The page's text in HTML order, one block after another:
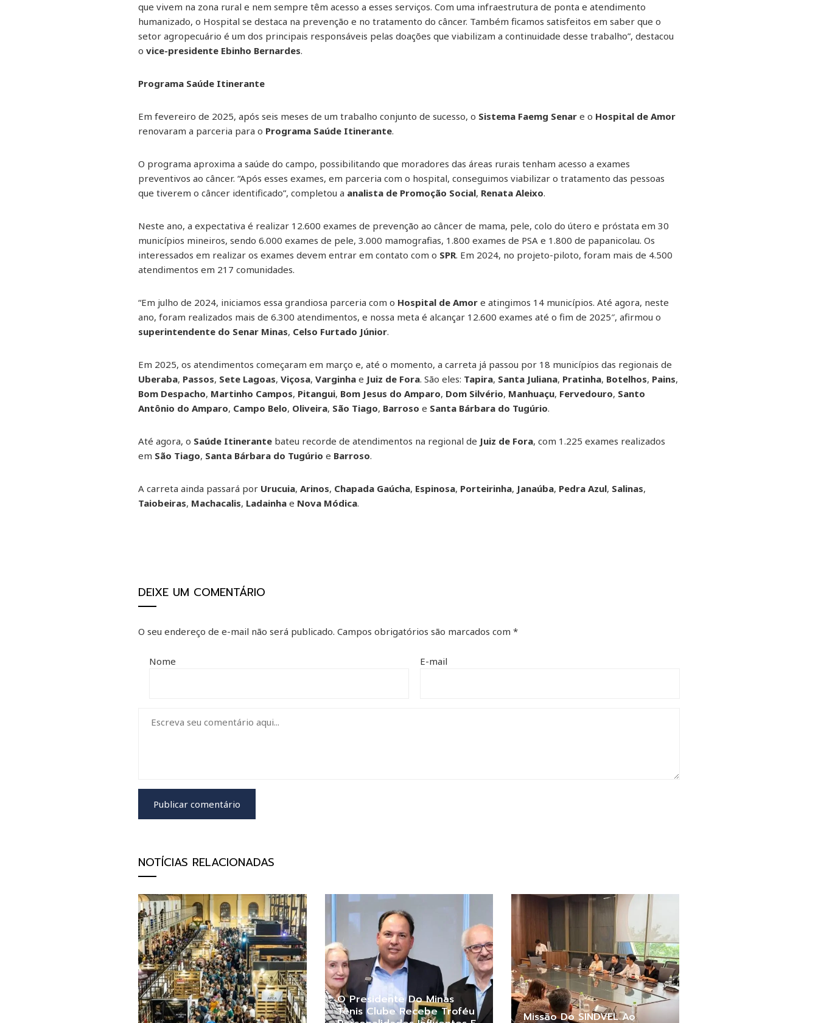
que vivem na zona rural e nem sempre têm acesso a esses serviços. Com uma infraestrutura de ponta e atendimento
humanizado, o Hospital se destaca na prevenção e no tratamento do câncer. Também ficamos satisfeitos em saber que o
setor agropecuário é um dos principais responsáveis pelas doações que viabilizam a continuidade desse trabalho”, destacou
ovice-presidente Ebinho Bernardes.
Programa Saúde Itinerante
Em fevereiro de 2025, após seis meses de um trabalho conjunto de sucesso, o Sistema Faemg Senar e o Hospital de Amor
renovaram a parceria para o Programa Saúde Itinerante.
O programa aproxima a saúde do campo, possibilitando que moradores das áreas rurais tenham acesso a exames
preventivos ao câncer. “Após esses exames, em parceria com o hospital, conseguimos viabilizar o tratamento das pessoas
que tiverem o câncer identificado”, completou a analista de Promoção Social, Renata Aleixo.
Neste ano, a expectativa é realizar 12.600 exames de prevenção ao câncer de mama, pele, colo do útero e próstata em 30
municípios mineiros, sendo 6.000 exames de pele, 3.000 mamografias, 1.800 exames de PSA e 1.800 de papanicolau. Os
interessados em realizar os exames devem entrar em contato com o SPR. Em 2024, no projeto-piloto, foram mais de 4.500
atendimentos em 217 comunidades.
“Em julho de 2024, iniciamos essa grandiosa parceria com o Hospital de Amor e atingimos 14 municípios. Até agora, neste
ano, foram realizados mais de 6.300 atendimentos, e nossa meta é alcançar 12.600 exames até o fim de 2025″, afirmou o
superintendente do Senar Minas, Celso Furtado Júnior.
Em 2025, os atendimentos começaram em março e, até o momento, a carreta já passou por 18 municípios das regionais de
Uberaba, Passos, Sete Lagoas,Viçosa,Varginha e Juiz de Fora. São eles: Tapira, Santa Juliana, Pratinha, Botelhos, Pains,
Bom Despacho, Martinho Campos, Pitangui, Bom Jesus do Amparo, Dom Silvério, Manhuaçu, Fervedouro, Santo
Antônio do Amparo, Campo Belo, Oliveira, São Tiago, Barroso e Santa Bárbara do Tugúrio.
Até agora, o Saúde Itinerante bateu recorde de atendimentos na regional de Juiz de Fora, com 1.225 exames realizados
em São Tiago, Santa Bárbara do Tugúrio e Barroso.
A carreta ainda passará por Urucuia,Arinos, Chapada Gaúcha, Espinosa, Porteirinha, Janaúba, Pedra Azul, Salinas,
Taiobeiras, Machacalis, Ladainha e Nova Módica.
DEIXE UM COMENTÁRIO
O seu endereço de e-mail não será publicado. Campos obrigatórios são marcados com*
Nome E-mail
NOTÍCIAS RELACIONADAS
O Presidente Do Minas
Tênis Clube Recebe Troféu
Missão Do SINDVEL Ao